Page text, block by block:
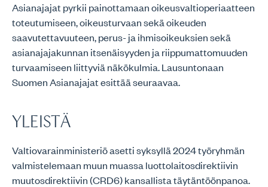
Asianajajat pyrkii painottamaan oikeusvaltioperiaatteen
toteutumiseen, oikeusturvaan sekä oikeuden
saavutettavuuteen, perus- ja ihmisoikeuksien sekä
asianajajakunnan itsenäisyyden ja riippumattomuuden
turvaamiseen liittyviä näkökulmia. Lausuntonaan
Suomen Asianajajat esittää seuraavaa.
YLEISTÄ
Valtiovarainministeriö asetti syksyllä 2024 työryhmän
valmistelemaan muun muassa luottolaitosdirektiivin
muutosdirektiivin (CRD6) kansallista täytäntöönpanoa.